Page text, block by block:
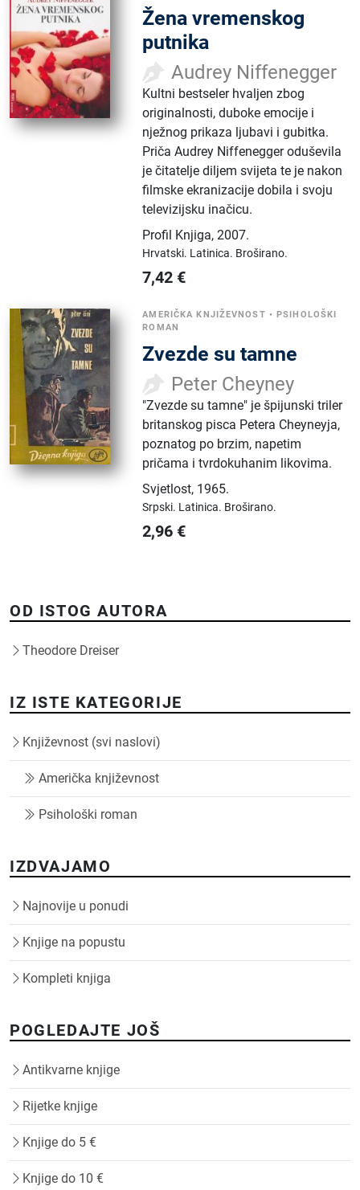
Žena vremenskog
putnika
Audrey Niffenegger
Kultni bestseler hvaljen zbog
originalnosti, duboke emocije i
nježnog prikaza ljubavi i gubitka.
Priča Audrey Niffenegger oduševila
je čitatelje diljem svijeta te je nakon
filmske ekranizacije dobila i svoju
televizijsku inačicu.
Profil Knjiga,2007.
Hrvatski. Latinica. Broširano.
7,42 €
AMERIČKA KNJIŽEVNOST •PSIHOLOŠKI
ROMAN
Zvezde su tamne
Peter Cheyney
"Zvezde su tamne" je špijunski triler
britanskog pisca Petera Cheyneyja,
poznatog po brzim, napetim
pričama i tvrdokuhanim likovima.
Svjetlost, 1965.
Srpski. Latinica. Broširano.
2,96 €
OD ISTOG AUTORA
Theodore Dreiser
IZ ISTE KATEGORIJE
Književnost (svi naslovi)
Američka književnost
Psihološki roman
IZDVAJAMO
Najnovije u ponudi
Knjige na popustu
Kompleti knjiga
POGLEDAJTE JOŠ
Antikvarne knjige
Rijetke knjige
Knjige do 5 €
Knjige do 10 €